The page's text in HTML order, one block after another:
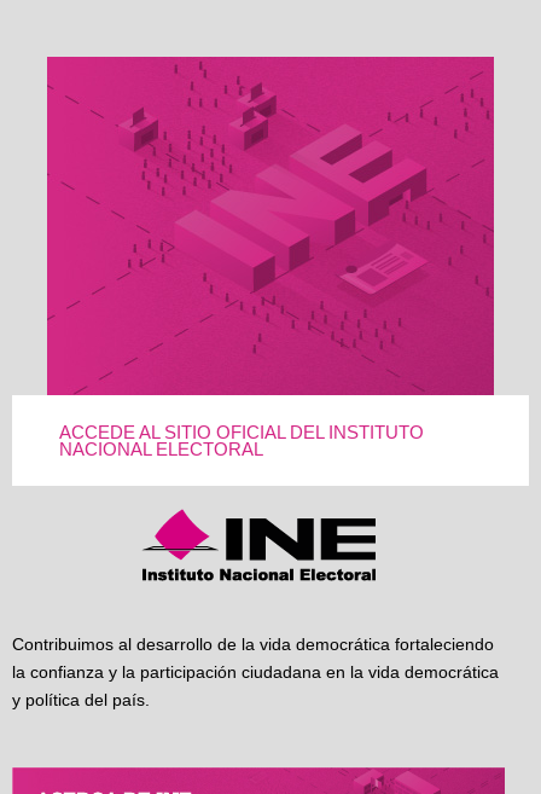
ACCEDE AL SITIO OFICIAL DEL INSTITUTO
NACIONAL ELECTORAL
Contribuimos al desarrollo de la vida democrática fortaleciendo
la confianza y la participación ciudadana en la vida democrática
y política del país.